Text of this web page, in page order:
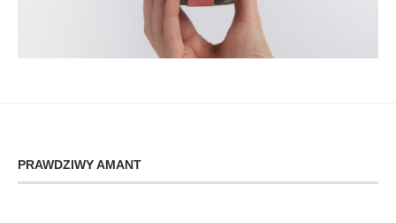
PRAWDZIWY AMANT